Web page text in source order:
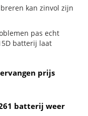
kan zinvol zijn
pas echt
batterij laat
prijs
batterij weer